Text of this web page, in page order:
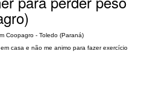
Coopagro - Toledo (Paraná)
casa e não me animo para fazer exercício